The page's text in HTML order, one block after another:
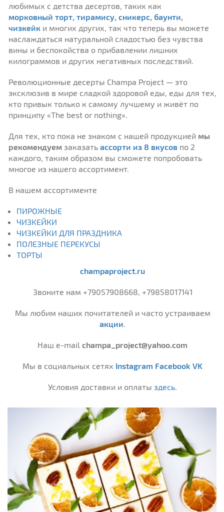
любимых с детства десертов, таких как
морковный торт, тирамису, сникерс, баунти,
чизкейк и многих других, так что теперь вы можете
наслаждаться натуральной сладостью без чувства
вины и беспокойства о прибавлении лишних
килограммов и других негативных последствий.
Революционные десерты Champa Project — это
эксклюзив в мире сладкой здоровой еды, еды для тех,
кто привык только к самому лучшему и живёт по
принципу «The best or nothing».
Для тех, кто пока не знаком с нашей продукцией мы
рекомендуем заказать ассорти из 8 вкусов по 2
каждого, таким образом вы сможете попробовать
многое из нашего ассортимент.
В нашем ассортименте
ПИРОЖНЫЕ
ЧИЗКЕЙКИ
ЧИЗКЕЙКИ ДЛЯ ПРАЗДНИКА
ПОЛЕЗНЫЕ ПЕРЕКУСЫ
ТОРТЫ
champaproject.ru
Звоните нам +79057908668, +79858017141
Мы любим наших почитателей и часто устраиваем
акции.
Наш e-mail champa_project@yahoo.com
Мы в социальных сетях Instagram Facebook VK
Условия доставки и оплаты здесь.